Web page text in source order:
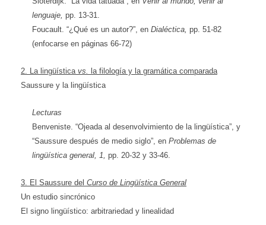
lenguaje, pp. 13-31.
Foucault. “¿Qué es un autor?”, en Dialéctica, pp. 51-82
(enfocarse en páginas 66-72)
2. La lingüística vs.
la filología y la gramática comparada
Saussure y la lingüística
Lecturas
Benveniste. “Ojeada al desenvolvimiento de la lingüística”, y
“Saussure después de medio siglo”, en Problemas de
lingüística general, 1, pp. 20-32 y 33-46.
3. El Saussure del Curso de Lingüística General
Un estudio sincrónico
El signo lingüístico: arbitrariedad y linealidad